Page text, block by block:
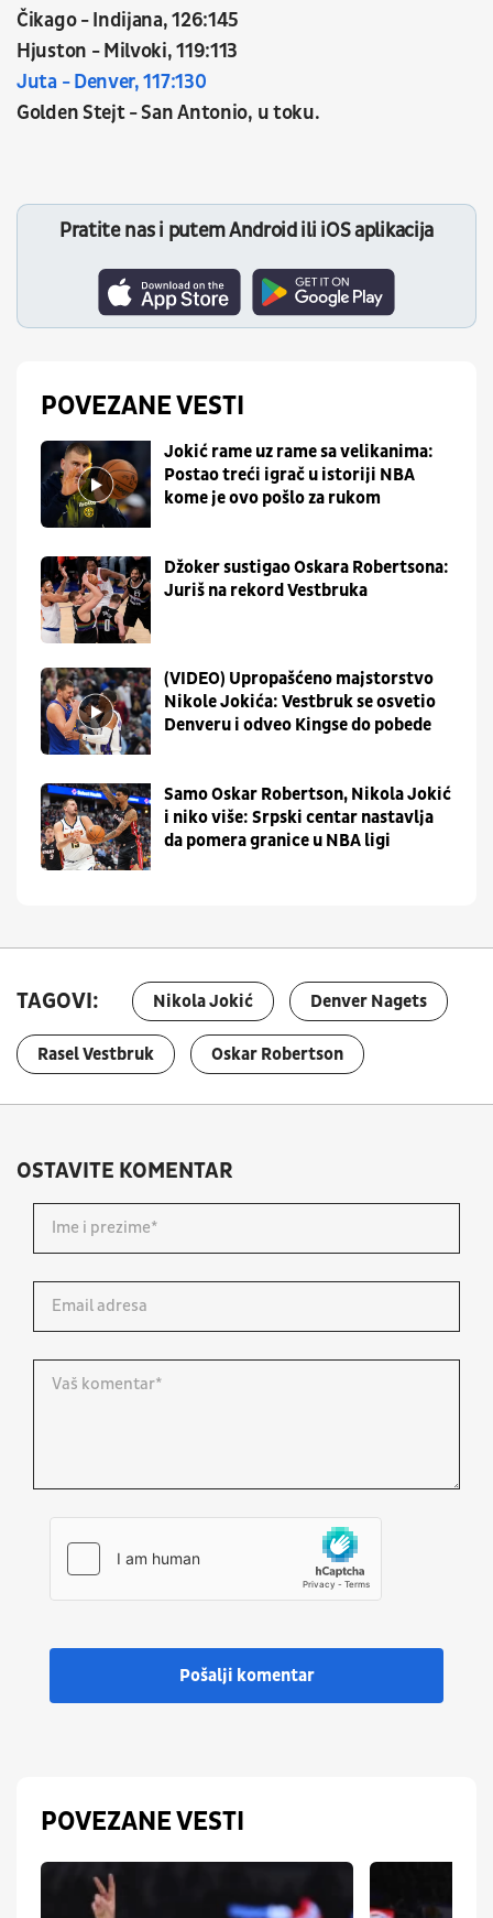
Čikago - Indijana, 126:145
Hjuston - Milvoki, 119:113
Juta - Denver, 117:130
Golden Stejt - San Antonio, u toku.
Pratite nas i putem Android ili iOS aplikacija
POVEZANE VESTI
Jokić rame uz rame sa velikanima:
Postao treći igrač u istoriji NBA
kome je ovo pošlo za rukom
Džoker sustigao Oskara Robertsona:
Juriš na rekord Vestbruka
(VIDEO) Upropašćeno majstorstvo
Nikole Jokića: Vestbruk se osvetio
Denveru i odveo Kingse do pobede
Samo Oskar Robertson, Nikola Jokić
i niko više: Srpski centar nastavlja
da pomera granice u NBA ligi
TAGOVI: Nikola Jokić Denver Nagets
Rasel Vestbruk Oskar Robertson
OSTAVITE KOMENTAR
Pošalji komentar
POVEZANE VESTI